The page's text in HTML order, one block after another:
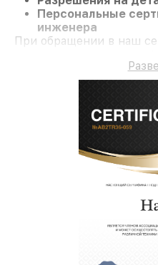
Персональные
инженера
При обращении в наш
получаете
официальную гарантию